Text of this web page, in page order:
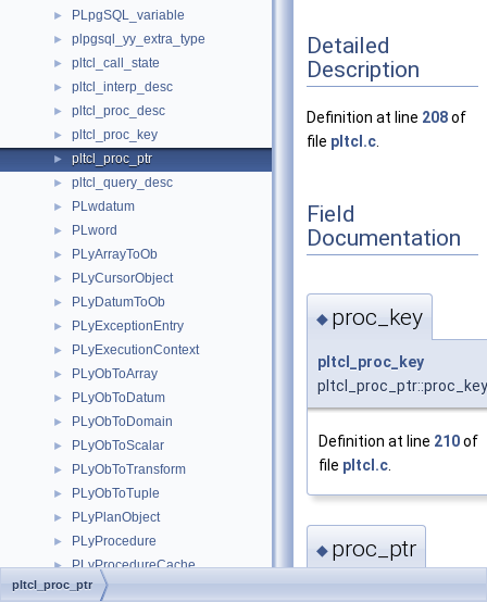
► PLpgSQL_variable
► plpgsql_yy_extra_type
► pltcl_call_state
► pltcl_interp_desc
► pltcl_proc_desc
► pltcl_proc_key
► pltcl_proc_ptr
► pltcl_query_desc
► PLwdatum
► PLword
► PLyArrayToOb
► PLyCursorObject
► PLyDatumToOb
► PLyExceptionEntry
► PLyExecutionContext
► PLyObToArray
► PLyObToDatum
► PLyObToDomain
► PLyObToScalar
► PLyObToTransform
► PLyObToTuple
► PLyPlanObject
► PLyProcedure
► PLyProcedureCache
► PLyResultObject
Detailed
Description
Definition at line 208of
file pltcl.c
Field
Documentation
◆ proc_key
pltcl_proc_key
pltcl_proc_ptr::proc_key
Definition at line 210of
file pltcl.c
◆ proc_ptr
pltcl_proc_ptr